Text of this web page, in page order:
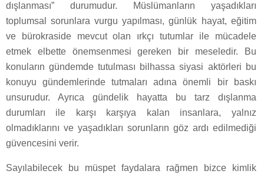
dışlanması” durumudur. Müslümanların yaşadıkları
toplumsal sorunlara vurgu yapılması, günlük hayat, eğitim
ve bürokraside mevcut olan ırkçı tutumlar ile mücadele
etmek elbette önemsenmesi gereken bir meseledir. Bu
konuların gündemde tutulması bilhassa siyasi aktörleri bu
konuyu gündemlerinde tutmaları adına önemli bir baskı
unsurudur. Ayrıca gündelik hayatta bu tarz dışlanma
durumları ile karşı karşıya kalan insanlara, yalnız
olmadıklarını ve yaşadıkları sorunların göz ardı edilmediği
güvencesini verir.
Sayılabilecek bu müspet faydalara rağmen bizce kimlik